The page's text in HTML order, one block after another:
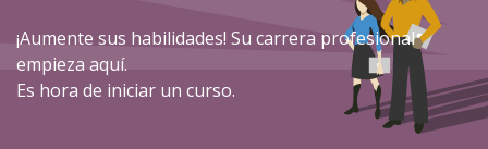
¡Aumente sus habilidades! Su carrera profesional
empieza aquí.
Es hora de iniciar un curso.